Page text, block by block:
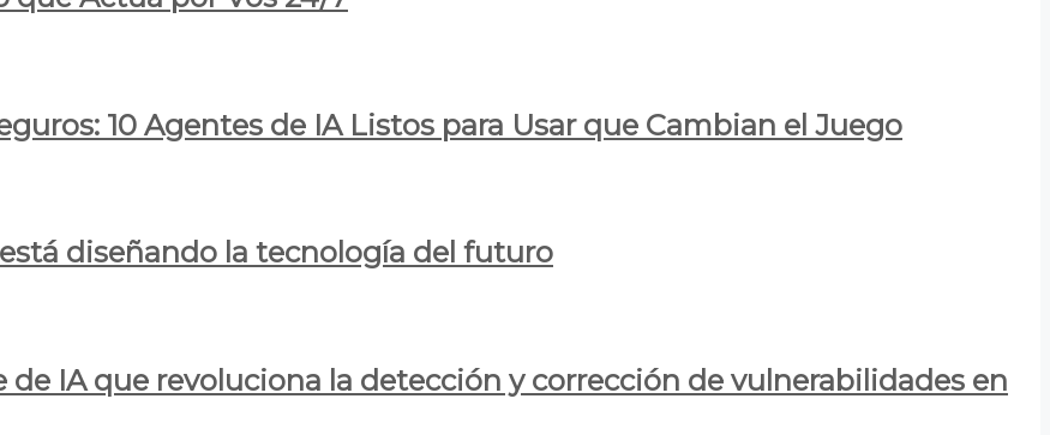
10 Agentes de IA Listos para Usar que Cambian el Juego
diseñando la tecnología del futuro
IA que revoluciona la detección y corrección de vulnerabilidades en